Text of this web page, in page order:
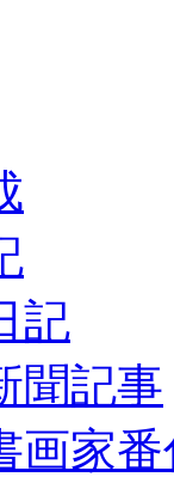
記
聞記事
画家